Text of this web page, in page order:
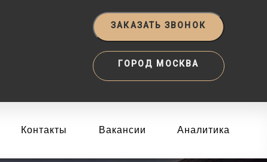
ЗАКАЗАТЬ ЗВОНОК
ГОРОД МОСКВА
Контакты Вакансии Аналитика